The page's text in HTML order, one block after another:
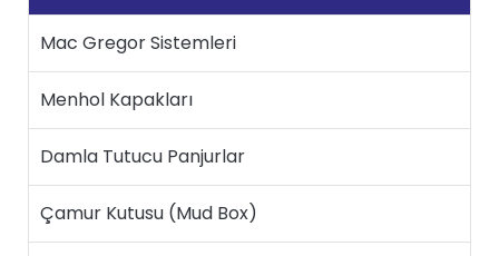
Mac Gregor Sistemleri
Menhol Kapakları
Damla Tutucu Panjurlar
Çamur Kutusu (Mud Box)